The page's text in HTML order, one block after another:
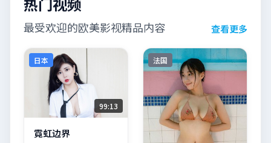
最受欢迎的欧美影视精品内容 查看更多
日本
99:13
霓虹边界
法国